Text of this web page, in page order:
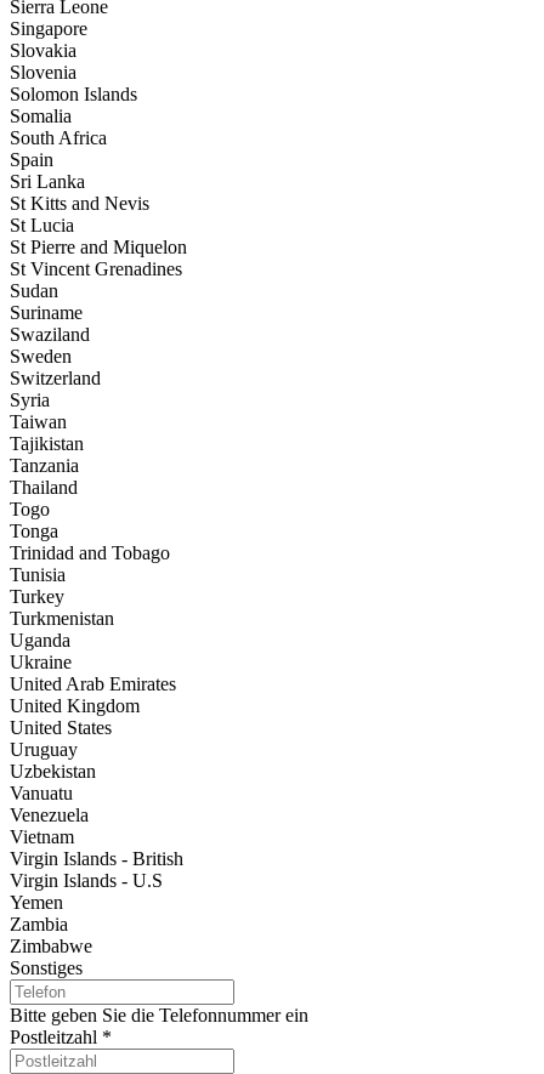
Sierra Leone
Singapore
Slovakia
Slovenia
Solomon Islands
Somalia
South Africa
Spain
Sri Lanka
St Kitts and Nevis
St Lucia
St Pierre and Miquelon
St Vincent Grenadines
Sudan
Suriname
Swaziland
Sweden
Switzerland
Syria
Taiwan
Tajikistan
Tanzania
Thailand
Togo
Tonga
Trinidad and Tobago
Tunisia
Turkey
Turkmenistan
Uganda
Ukraine
United Arab Emirates
United Kingdom
United States
Uruguay
Uzbekistan
Vanuatu
Venezuela
Vietnam
Virgin Islands - British
Virgin Islands - U.S
Yemen
Zambia
Zimbabwe
Sonstiges
Bitte geben Sie die Telefonnummer ein
Postleitzahl *